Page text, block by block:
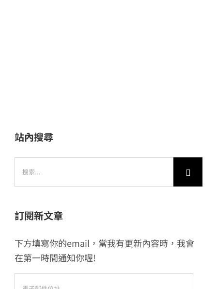
站內搜尋
訂閱新文章
下方填寫你的email，當我有更新內容時，我會
在第一時間通知你喔!